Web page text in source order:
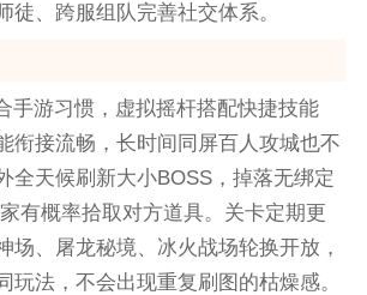
徒、跨服组队完善社交体系。
手游习惯，虚拟摇杆搭配快捷技能
衔接流畅，长时间同屏百人攻城也不
全天候刷新大小BOSS，掉落无绑定
有概率拾取对方道具。关卡定期更
场、屠龙秘境、冰火战场轮换开放，
玩法，不会出现重复刷图的枯燥感。